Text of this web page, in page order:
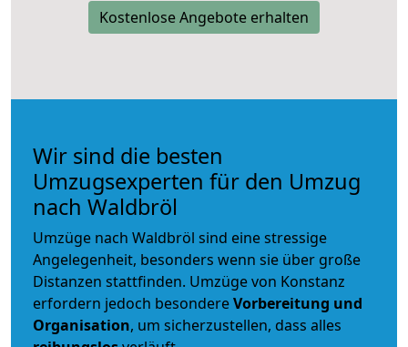
Kostenlose Angebote erhalten
Wir sind die besten
Umzugsexperten für den Umzug
nach Waldbröl
Umzüge nach Waldbröl sind eine stressige
Angelegenheit, besonders wenn sie über große
Distanzen stattfinden. Umzüge von Konstanz
erfordern jedoch besondereVorbereitung und
Organisation, um sicherzustellen, dass alles